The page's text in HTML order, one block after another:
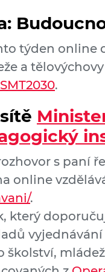
týden online
a
.
s paní
online
.
který
školství,